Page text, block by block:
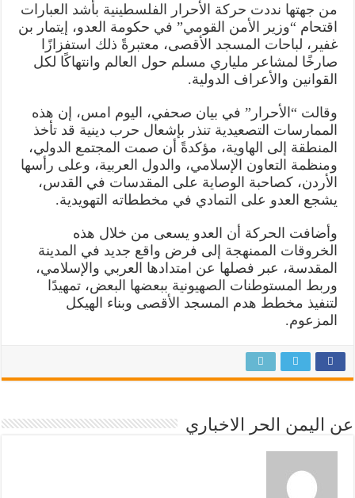
من جهتها نددت حركة الأحرار الفلسطينية بأشد العبارات
اقتحام “وزير الأمن القومي” في حكومة العدو، إيتمار بن
غفير، لباحات المسجد الأقصى، معتبرةً ذلك استفزازًا
صارخًا لمشاعر ملياري مسلم حول العالم وانتهاكًا لكل
القوانين والأعراف الدولية.
وقالت “الأحرار” في بيان صحفي، اليوم امس، إن هذه
الممارسات التصعيدية تنذر بإشعال حرب دينية قد تأخذ
المنطقة إلى الهاوية، مؤكدةً أن صمت المجتمع الدولي،
ومنظمة التعاون الإسلامي، والدول العربية، وعلى رأسها
الأردن، كصاحبة الوصاية على المقدسات في القدس،
يشجع العدو على التمادي في مخططاته التهويدية.
وأضافت الحركة أن العدو يسعى من خلال هذه
الخروقات الممنهجة إلى فرض واقع جديد في المدينة
المقدسة، عبر فصلها عن امتدادها العربي والإسلامي،
وربط المستوطنات الصهيونية ببعضها البعض، تمهيدًا
لتنفيذ مخطط هدم المسجد الأقصى وبناء الهيكل
المزعوم.
عن اليمن الحر الاخباري